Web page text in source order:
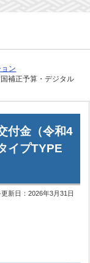
ン
補正予算・デジタル
付金（令和4
イプTYPE
更新日：2026年3月31日